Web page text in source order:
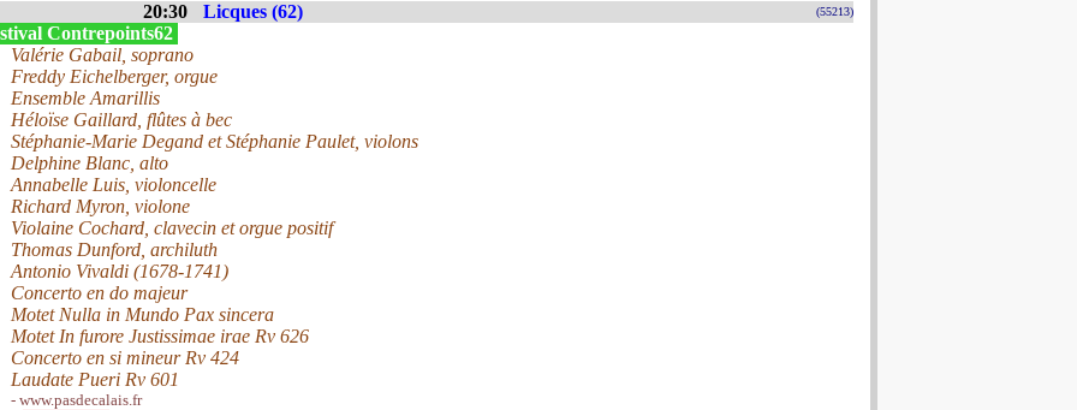
20:30 Licques (62) (55213)
Contrepoints62
Valérie Gabail, soprano
Freddy Eichelberger, orgue
Ensemble Amarillis
Héloïse Gaillard, flûtes à bec
Stéphanie-Marie Degand et Stéphanie Paulet, violons
Delphine Blanc, alto
Annabelle Luis, violoncelle
Richard Myron, violone
Violaine Cochard, clavecin et orgue positif
Thomas Dunford, archiluth
Antonio Vivaldi (1678-1741)
Concerto en do majeur
Motet Nulla in Mundo Pax sincera
Motet In furore Justissimae irae Rv 626
Concerto en si mineur Rv 424
Laudate Pueri Rv 601
- www.pasdecalais.fr